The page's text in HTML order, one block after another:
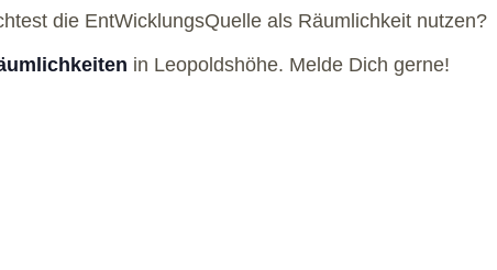
die EntWicklungsQuelle als Räumlichkeit nutzen?
in Leopoldshöhe. Melde Dich gerne!